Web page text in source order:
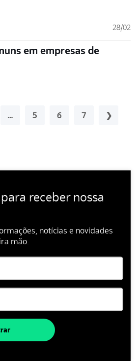
28/02
em empresas de
… 5 6 7
receber nossa
notícias e novidades
mão.